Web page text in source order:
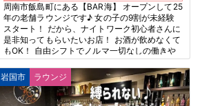
周南市飯島町にある【BAR海】 オープンして25
年の老舗ラウンジです♪ 女の子の9割が未経験
スタート！ だから、ナイトワーク初心者さんに
是非知ってもらいたいお店！ お酒が飲めなくて
もOK！ 自由シフトでノルマ一切なしの働きや
すさが自慢です☆
岩国市 ラウンジ